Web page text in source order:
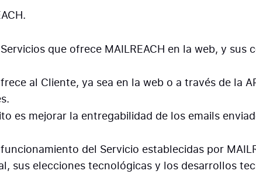
que ofrece MAILREACH en la web, y sus
al Cliente, ya sea en la web o a través de la
es mejorar la entregabilidad de los emails
del Servicio establecidas por
sus elecciones tecnológicas y los desarrollos